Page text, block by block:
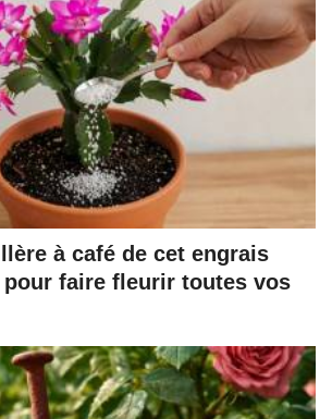
à café de cet engrais
faire fleurir toutes vos